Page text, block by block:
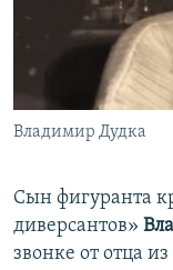
ПОБЕДИТЕЛЕЙ НЕ
УКРАИНСКАЯ
ПРИСОЕДИНЯЙТЕСЬ!
Владимир Дудка
Сын фигуранта
диверсантов»
звонке от отца